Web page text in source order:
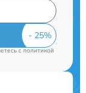
cполитикой